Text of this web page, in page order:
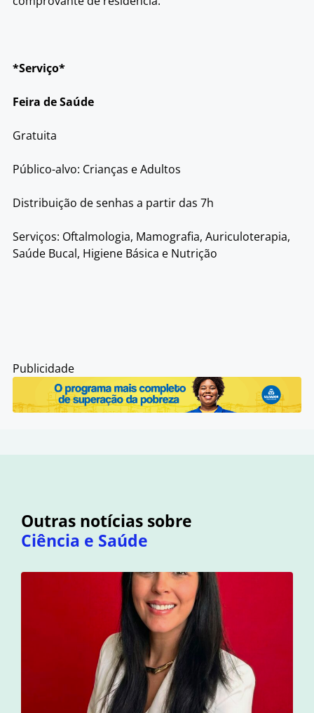
*Serviço*
Feira de Saúde
Gratuita
Público-alvo: Crianças e Adultos
Distribuição de senhas a partir das 7h
Serviços: Oftalmologia, Mamografia, Auriculoterapia,
Saúde Bucal, Higiene Básica e Nutrição
Publicidade
Outras notícias sobre
Ciência e Saúde